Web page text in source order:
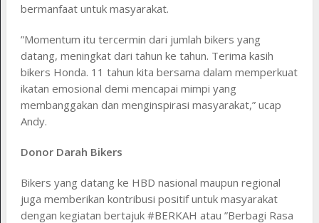
bermanfaat untuk masyarakat.
”Momentum itu tercermin dari jumlah bikers yang
datang, meningkat dari tahun ke tahun. Terima kasih
bikers Honda. 11 tahun kita bersama dalam memperkuat
ikatan emosional demi mencapai mimpi yang
membanggakan dan menginspirasi masyarakat,” ucap
Andy.
Donor Darah Bikers
Bikers yang datang ke HBD nasional maupun regional
juga memberikan kontribusi positif untuk masyarakat
dengan kegiatan bertajuk #BERKAH atau ”Berbagi Rasa